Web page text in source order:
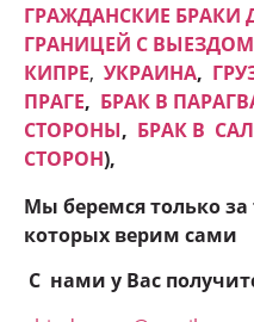
ГРАЖДАНСКИЕ БРАКИ
ГРАНИЦЕЙ С ВЫЕЗДОМ
КИПРЕ, УКРАИНА,
ПРАГЕ, БРАК В
СТОРОНЫ, БРАК В
СТОРОН),
Мы беремся только за
которых верим сами
С нами у Вас